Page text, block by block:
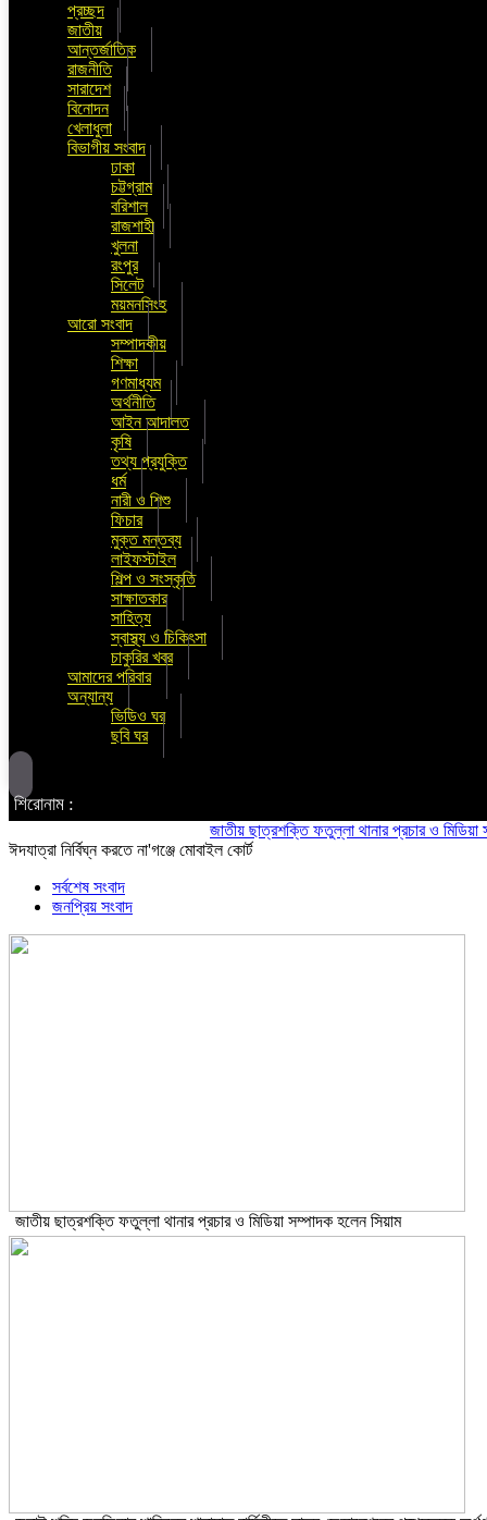
প্রচ্ছদ
জাতীয়
আন্তর্জাতিক
রাজনীতি
সারাদেশ
বিনোদন
খেলাধুলা
বিভাগীয় সংবাদ
ঢাকা
চট্টগ্রাম
বরিশাল
রাজশাহী
খুলনা
রংপুর
সিলেট
ময়মনসিংহ
আরো সংবাদ
সম্পাদকীয়
শিক্ষা
গণমাধ্যম
অর্থনীতি
আইন আদালত
কৃষি
তথ্য প্রযুক্তি
ধর্ম
নারী ও শিশু
ফিচার
মুক্ত মন্তব্য
লাইফস্টাইল
শিল্প ও সংস্কৃতি
সাক্ষাতকার
সাহিত্য
স্বাস্থ্য ও চিকিৎসা
চাকুরির খবর
আমাদের পরিবার
অন্যান্য
ভিডিও ঘর
ছবি ঘর
শিরোনাম :
জাতীয় ছাত্রশক্তি ফতুল্লা থানার প্রচার ও মিডিয়া
ঈদযাত্রা নির্বিঘ্ন করতে না'গঞ্জে মোবাইল কোর্ট
সর্বশেষ সংবাদ
জনপ্রিয় সংবাদ
জাতীয় ছাত্রশক্তি ফতুল্লা থানার প্রচার ও মিডিয়া সম্পাদক হলেন সিয়াম